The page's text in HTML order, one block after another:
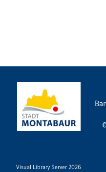
Visual Library Server 2026